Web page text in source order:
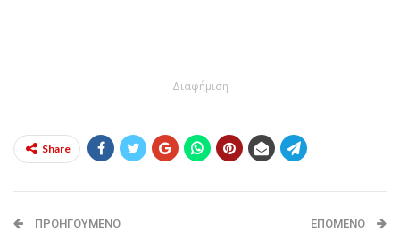
- Διαφήμιση -
Share
ΠΡΟΗΓΟΎΜΕΝΟ ΕΠΌΜΕΝΟ